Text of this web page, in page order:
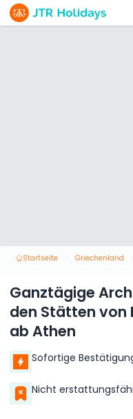
Startseite Griechenland
Ganztägige
den Stätten von
ab Athen
Sofortige
Nicht